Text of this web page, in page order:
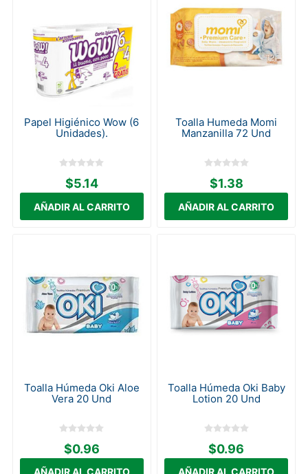
Papel Higiénico Wow (6
Unidades).
$5.14
Toalla Humeda Momi
Manzanilla 72 Und
$1.38
Toalla Húmeda Oki Aloe
Vera 20 Und
$0.96
Toalla Húmeda Oki Baby
Lotion 20 Und
$0.96